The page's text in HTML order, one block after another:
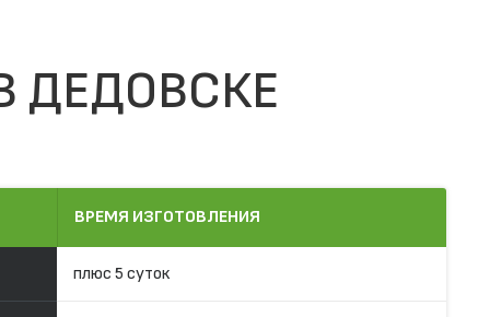
ДЕДОВСКЕ
ВРЕМЯ ИЗГОТОВЛЕНИЯ
плюс 5 суток